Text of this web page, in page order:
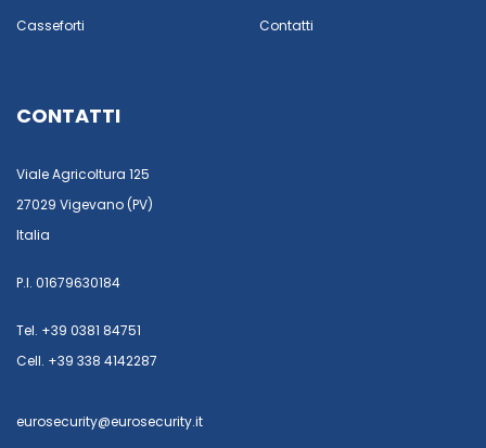
Casseforti
Contatti
CONTATTI
Viale Agricoltura 125
27029 Vigevano (PV)
Italia
P.I. 01679630184
Tel. +39 0381 84751
Cell. +39 338 4142287
eurosecurity@eurosecurity.it